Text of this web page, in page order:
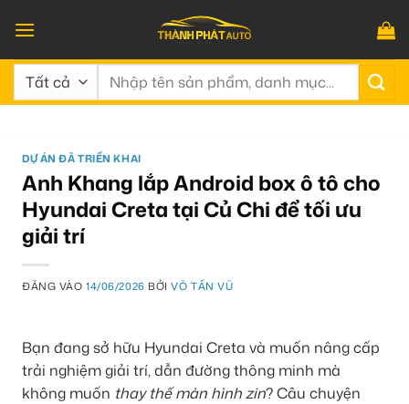
qua
nội
dung
Tìm
DỰ ÁN ĐÃ TRIỂN KHAI
Anh Khang lắp Android box ô tô cho
Hyundai Creta tại Củ Chi để tối ưu
giải trí
ĐĂNG VÀO14/06/2026 BỞIVÕ TẤN VŨ
Bạn đang sở hữu Hyundai Creta và muốn nâng cấp
trải nghiệm giải trí, dẫn đường thông minh mà
không muốn thay thế màn hình zin? Câu chuyện